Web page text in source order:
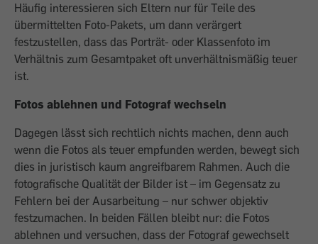
Häufig interessieren sich Eltern nur für Teile des
übermittelten Foto-Pakets, um dann verärgert
festzustellen, dass das Porträt- oder Klassenfoto im
Verhältnis zum Gesamtpaket oft unverhältnismäßig teuer
ist.
Fotos ablehnen und Fotograf wechseln
Dagegen lässt sich rechtlich nichts machen, denn auch
wenn die Fotos als teuer empfunden werden, bewegt sich
dies in juristisch kaum angreifbarem Rahmen. Auch die
fotografische Qualität der Bilder ist – im Gegensatz zu
Fehlern bei der Ausarbeitung – nur schwer objektiv
festzumachen. In beiden Fällen bleibt nur: die Fotos
ablehnen und versuchen, dass der Fotograf gewechselt